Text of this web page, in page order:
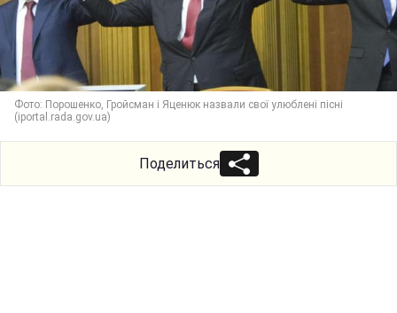
Фото: Порошенко, Гройсман і Яценюк назвали свої улюблені пісні
(iportal.rada.gov.ua)
Поделиться